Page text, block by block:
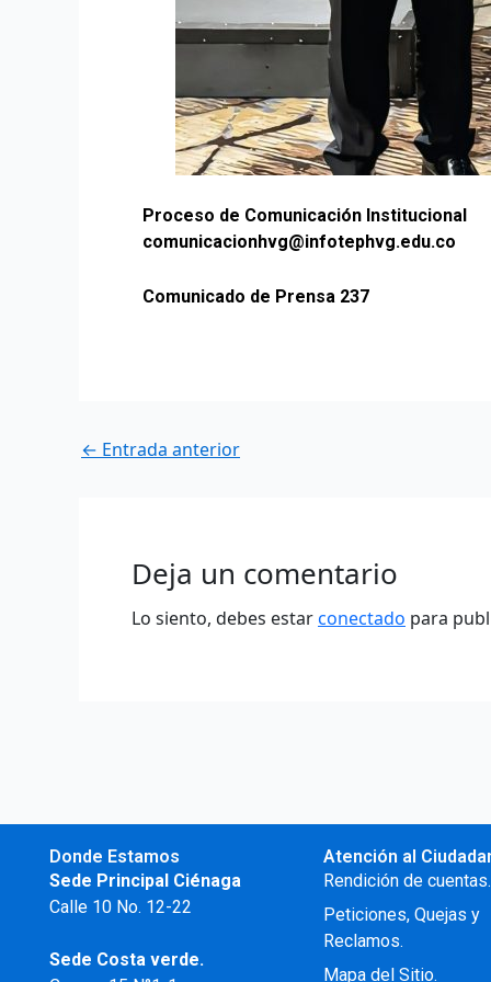
Proceso de Comunicación Institucional
comunicacionhvg@infotephvg.edu.co
Comunicado de Prensa 237
← Entrada anterior
Deja un comentario
Lo siento, debes estarconectado para
Donde Estamos
Sede Principal Ciénaga
Calle 10 No. 12-22
Sede Costa verde.
Atención al
Rendición de cuentas.
Peticiones, Quejas y
Reclamos.
Mapa del Sitio.